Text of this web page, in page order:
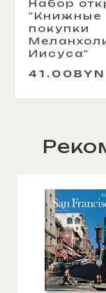
Набор
"Книжные
покупки
Иисуса"
41.00BYN